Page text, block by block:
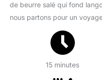
de beurre salé qui fond
nous partons pour un
15 minutes